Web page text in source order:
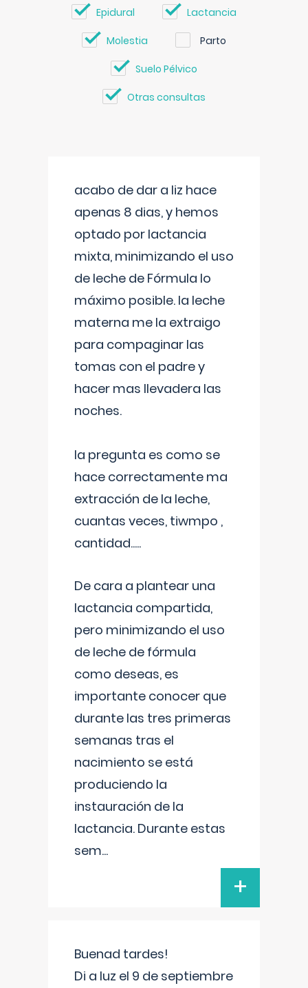
Epidural Lactancia
Molestia Parto
Suelo Pélvico
Otras consultas
acabo de dar a liz hace
apenas 8 dias, y hemos
optado por lactancia
mixta, minimizando el uso
de leche de Fórmula lo
máximo posible. la leche
materna me la extraigo
para compaginar las
tomas con el padre y
hacer mas llevadera las
noches.
la pregunta es como se
hace correctamente ma
extracción de la leche,
cuantas veces, tiwmpo ,
cantidad.....
De cara a plantear una
lactancia compartida,
pero minimizando el uso
de leche de fórmula
como deseas, es
importante conocer que
durante las tres primeras
semanas tras el
nacimiento se está
produciendo la
instauración de la
lactancia. Durante estas
sem...
+
Buenad tardes!
Di a luz el 9 de septiembre